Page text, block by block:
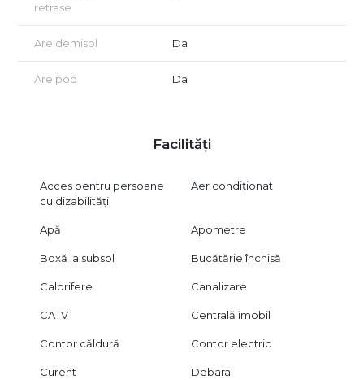
retrase
Are demisol Da
Are pod Da
Facilități
Acces pentru persoane
cu dizabilități
Aer condiționat
Apă Apometre
Boxă la subsol Bucătărie închisă
Calorifere Canalizare
CATV Centrală imobil
Contor căldură Contor electric
Curent Debara